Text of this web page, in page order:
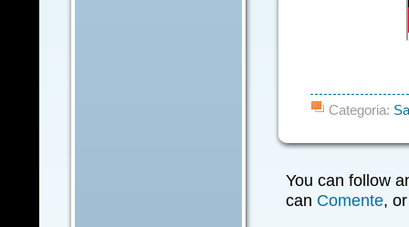
Categoria:
You can follow
can Comente,